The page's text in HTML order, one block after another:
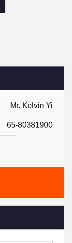
Mr. Kelvin Yi
65-80381900